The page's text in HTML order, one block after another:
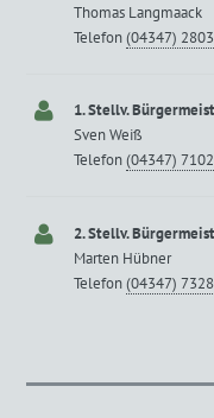
Thomas Langmaack
Telefon(04347) 2803
1. Stellv.
Sven Weiß
Telefon(04347)
2. Stellv.
Marten Hübner
Telefon(04347)